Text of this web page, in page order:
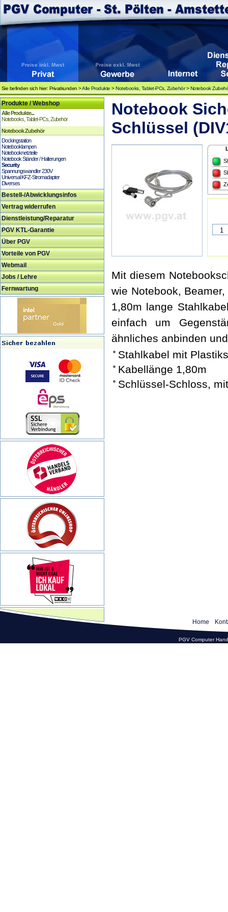
Sie befinden sich hier: Privatkunden >Alle Produkte >Notebooks, Tablet-PCs, Zubehör>Notebook
Produkte / Webshop
Alle Produkte...
Notebooks, Tablet-PCs, Zubehör
Notebook Zubehör
Dockingstation
Notebooklampen
Notebooknetzteile
Notebook Ständer / Halterungen
Security
Spannungswandler 230V
Universal KFZ-Stromadapter
Diverses
Bestell-/Abwicklungsinfos
Vertrag widerrufen
Dienstleistung/Reparatur
PGV KTL-Garantie
Über PGV
Vorteile von PGV
Webmail
Jobs / Lehre
Fernwartung
Notebook
Schlüssel
Mit diesem
wie Notebook,
1,80m lange
einfach um
ähnliches anbinden
Stahlkabel mit
Kabellänge 1,80m
Schlüssel-Schloss,
Home
PGV Computer